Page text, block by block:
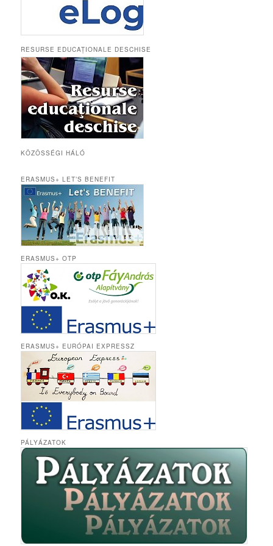
RESURSE EDUCAȚIONALE DESCHISE
KÖZÖSSÉGI HÁLÓ
ERASMUS+ LET’S BENEFIT
ERASMUS+ OTP
ERASMUS+ EURÓPAI EXPRESSZ
PÁLYÁZATOK